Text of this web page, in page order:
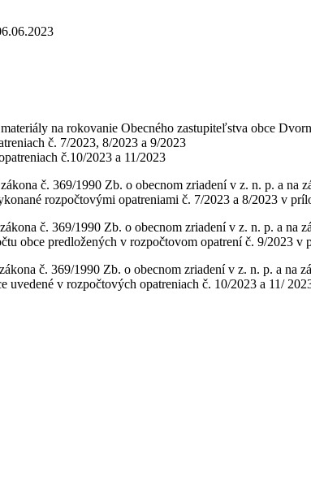
na rokovanie Obecného zastupiteľstva obce
č. 7/2023, 8/2023 a 9/2023
č.10/2023 a 11/2023
č. 369/1990 Zb. o obecnom zriadení v z. n. p. a na
rozpočtovými opatreniami č. 7/2023 a 8/2023 v
č. 369/1990 Zb. o obecnom zriadení v z. n. p. a na
obce predložených v rozpočtovom opatrení č. 9/2023 v
č. 369/1990 Zb. o obecnom zriadení v z. n. p. a na
v rozpočtových opatreniach č. 10/2023 a 11/